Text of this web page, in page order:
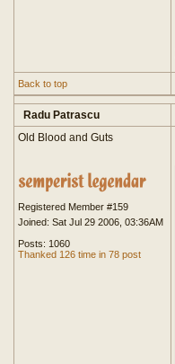
Back to top
Radu Patrascu
Old Blood and Guts
Registered Member #159
Joined: Sat Jul 29 2006, 03:36AM
Posts: 1060
Thanked 126 time in 78 post